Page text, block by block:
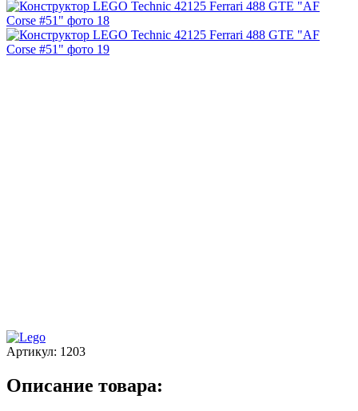
Артикул: 1203
Описание товара: